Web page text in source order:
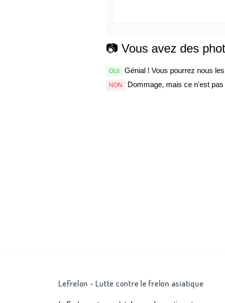
📷 Vous avez des
OUI Génial ! Vous pourrez nous
NON Dommage, mais ce n'est
LeFrelon - Lutte contre le frelon asiatique